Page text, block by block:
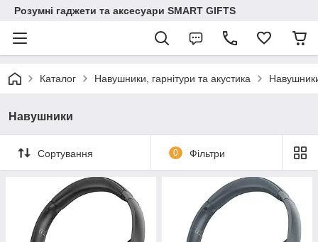
Розумні гаджети та аксесуари SMART GIFTS
Каталог Навушники, гарнітури та акустика
Навушники
Сортування 0 Фільтри